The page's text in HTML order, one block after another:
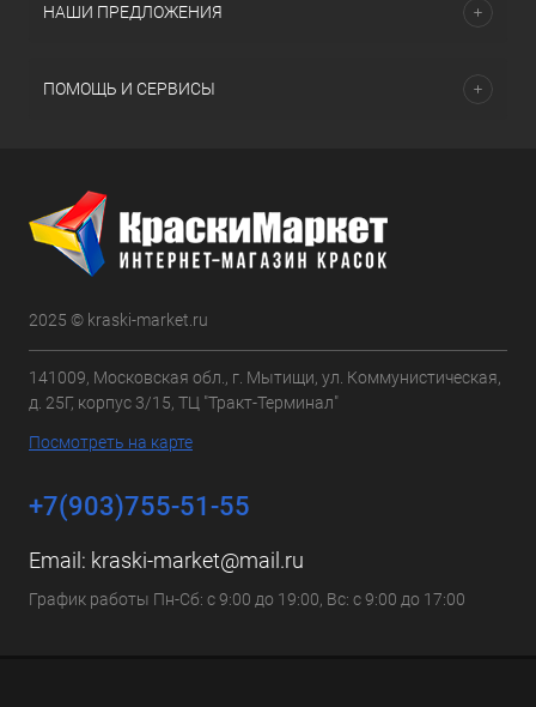
НАШИ ПРЕДЛОЖЕНИЯ
ПОМОЩЬ И СЕРВИСЫ
2025 © kraski-market.ru
141009, Московская обл., г. Мытищи, ул. Коммунистическая,
д. 25Г, корпус 3/15, ТЦ "Тракт-Терминал"
Посмотреть на карте
+7(903)755-51-55
Email: kraski-market@mail.ru
График работы Пн-Сб: с 9:00 до 19:00, Вс: с 9:00 до 17:00